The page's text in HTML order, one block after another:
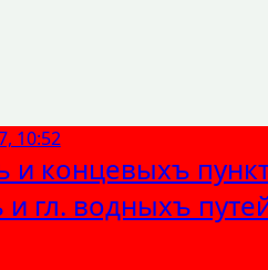
10:52
и концевыхъ
гл. водныхъ